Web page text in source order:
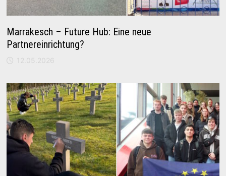
Marrakesch – Future Hub: Eine neue
Partnereinrichtung?
12.05.2026